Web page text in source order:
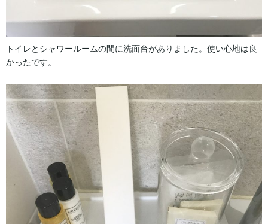
トイレとシャワールームの間に洗面台がありました。使い心地は良
かったです。